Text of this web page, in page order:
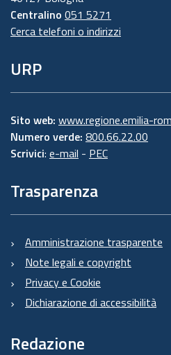
Centralino 051 5271
Cerca telefoni o indirizzi
URP
Sito web: www.regione.emilia-
Numero verde: 800.66.22.00
Scrivici: e-mail - PEC
Trasparenza
Amministrazione trasparente
Note legali e copyright
Privacy e Cookie
Dichiarazione di accessibilità
Redazione